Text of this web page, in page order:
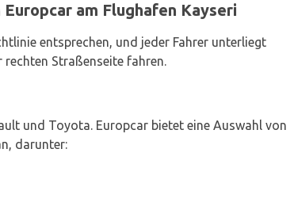
am Flughafen Kayseri
entsprechen, und jeder Fahrer unterliegt
rechten Straßenseite fahren.
und Toyota. Europcar bietet eine Auswahl von
darunter: